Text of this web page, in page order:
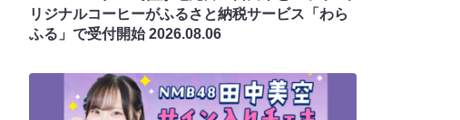
リジナルコーヒーがふるさと納税サービス「わら
ふる」で受付開始2026.08.06